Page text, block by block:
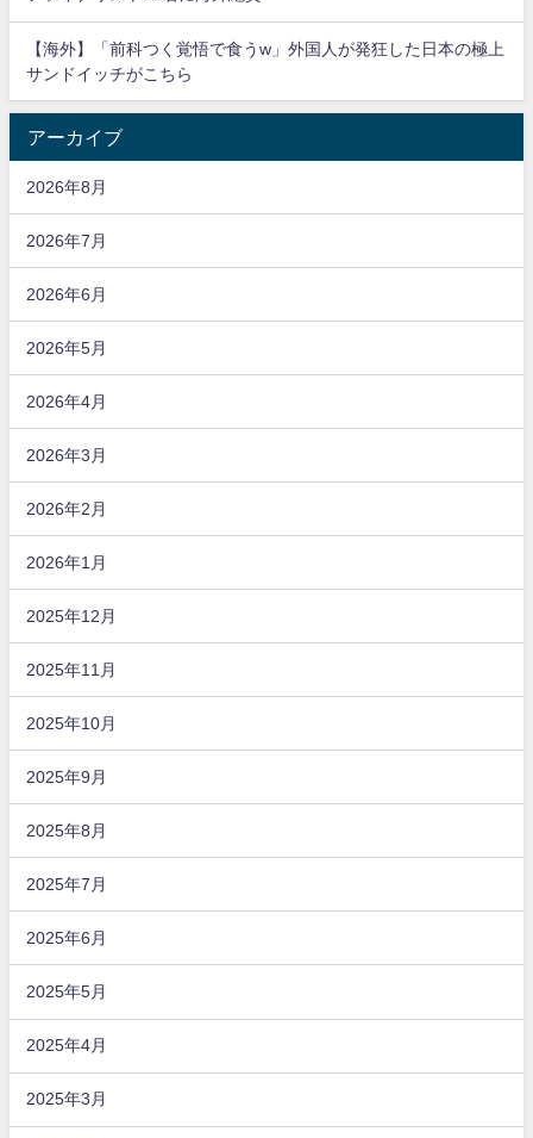
【海外】「前科つく覚悟で食うw」外国人が発狂した日本の極上
サンドイッチがこちら
アーカイブ
2026年8月
2026年7月
2026年6月
2026年5月
2026年4月
2026年3月
2026年2月
2026年1月
2025年12月
2025年11月
2025年10月
2025年9月
2025年8月
2025年7月
2025年6月
2025年5月
2025年4月
2025年3月